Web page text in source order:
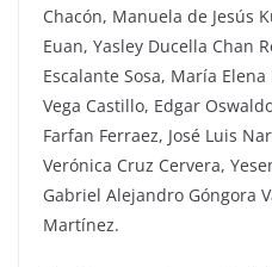
Chacón, Manuela de Jesús
Euan, Yasley Ducella Chan
Escalante Sosa, María
Vega Castillo, Edgar
Farfan Ferraez, José Luis
Verónica Cruz Cervera,
Gabriel Alejandro Góngora
Martínez.